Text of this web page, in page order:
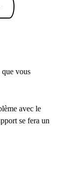
que vous
avec le
se fera un